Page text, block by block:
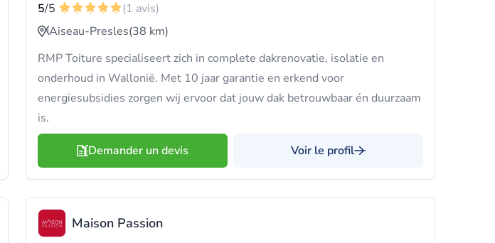
5/5
(1 avis)
Aiseau-Presles(38 km)
RMP Toiture specialiseert zich in complete dakrenovatie, isolatie en
onderhoud in Wallonië. Met 10 jaar garantie en erkend voor
energiesubsidies zorgen wij ervoor dat jouw dak betrouwbaar én duurzaam
is.
Demander un devis Voir le profil
Maison Passion